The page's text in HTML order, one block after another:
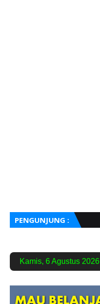
PENGUNJUNG :
Kamis, 6 Agustus 2026